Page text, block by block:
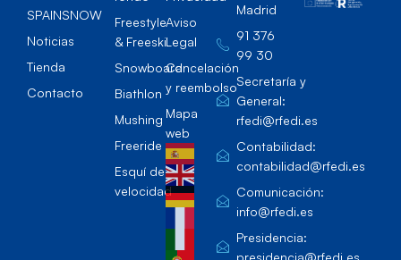
SPAINSNOW
Noticias
Tienda
Contacto
Freestyle
& Freeski
Snowboard
Biathlon
Mushing
Freeride
Esquí de
velocidad
Aviso
Legal
Cancelación
y reembolso
Mapa
web
Madrid
91 376
99 30
Secretaría y
General:
rfedi@rfedi.es
Contabilidad:
contabilidad@rfedi.es
Comunicación:
info@rfedi.es
Presidencia:
presidencia@rfedi.es